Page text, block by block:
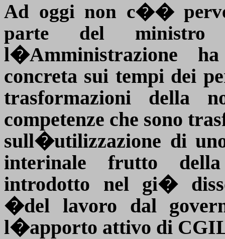
Ad oggi non c��
parte del
l�Amministrazione
concreta sui tempi dei
trasformazioni della
competenze che sono
sull�utilizzazione di
interinale frutto
introdotto nel gi�
�del lavoro dal
l�apporto attivo di